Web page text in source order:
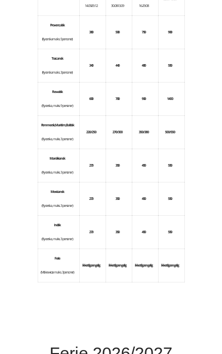
14.09-29.12 30.08-13.09 16-29.08
Provencalsk
(Rycerska maks. 5 personer)
380 500 750 900
Toscansk
(Rycerska maks. 3 personer)
340 440 480 550
Rewalsk
(Rycerska, maks. 9 personer)
600 700 900 1400
Pommersk, Maritim, Baltisk
(Rycerska, maks. 3 personer)
220/250 270/300 350/380 500/550
Marokkansk
(Rycerska, maks. 3 personer)
270 350 450 550
Mexicansk
(Rycerska, maks. 3 personer)
270 350 450 550
Indisk
(Rycerska, maks. 3 personer)
270 350 450 550
Ferie
(Mickiewicza maks. 3 personer)
ikke tilgængelig ikke tilgængelig ikke tilgængelig ikke tilgængelig